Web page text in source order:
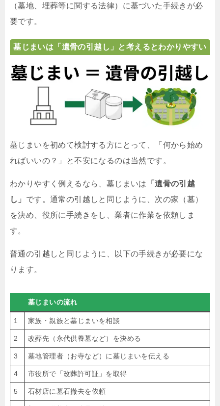
（墓地、埋葬等に関する法律）に基づいた手続きが必
要です。
墓じまいは「遺骨の引越し」と考えるとわかりやすい
墓じまいを初めて検討する方にとって、「何から始め
ればいいの？」と不安になるのは当然です。
わかりやすく例えるなら、墓じまいは
「遺骨の引越
し」 です。通常の引越しと同じように、次の家（墓）
を決め、役所に手続きをし、業者に作業を依頼しま
す。
普通の引越しと同じように、以下の手続きが必要にな
ります。
墓じまいの流れ
1 家族・親族と墓じまいを相談
2 改葬先（永代供養墓など）を決める
3 墓地管理者（お寺など）に墓じまいを伝える
4 市役所で「改葬許可証」を取得
5 石材店に墓石撤去を依頼